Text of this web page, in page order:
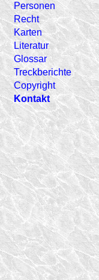
Personen
Recht
Karten
Literatur
Glossar
Treckberichte
Copyright
Kontakt